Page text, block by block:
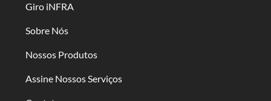
Giro iNFRA
Sobre Nós
Nossos Produtos
Assine Nossos Serviços